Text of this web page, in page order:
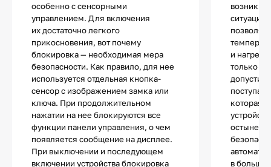
особенно с сенсорными
управлением. Для включения
их достаточно легкого
прикосновения, вот почему
блокировка — необходимая мера
безопасности. Как правило, для нее
используется отдельная кнопка-
сенсор с изображением замка или
ключа. При продолжительном
нажатии на нее блокируются все
функции панели управления, о чем
появляется сообщение на дисплее.
При выключении и последующем
включении устройства блокировка
ситуации
и
только
которая
остынет
в